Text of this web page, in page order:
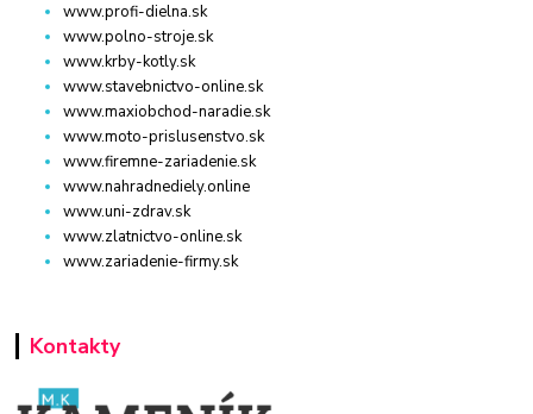
www.profi-dielna.sk
www.polno-stroje.sk
www.krby-kotly.sk
www.stavebnictvo-online.sk
www.maxiobchod-naradie.sk
www.moto-prislusenstvo.sk
www.firemne-zariadenie.sk
www.nahradnediely.online
www.uni-zdrav.sk
www.zlatnictvo-online.sk
www.zariadenie-firmy.sk
Kontakty